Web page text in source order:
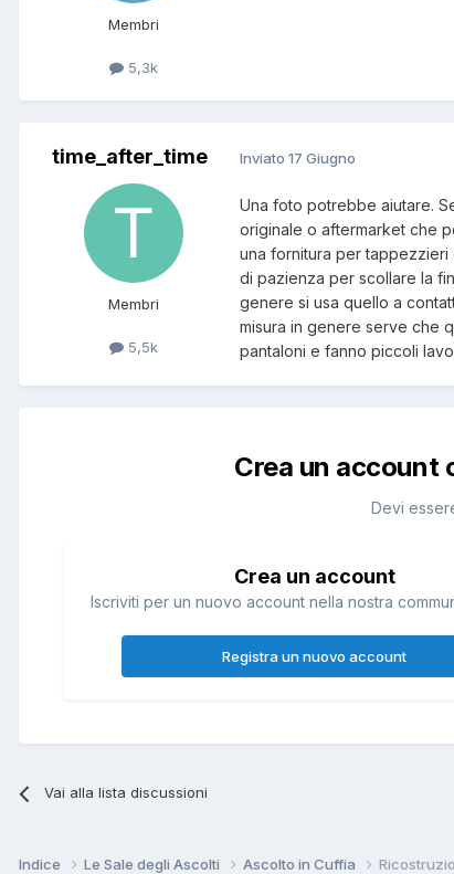
Membri
5,3k
time_after_time
Membri
5,5k
Inviato 17 Giugno
Una foto potrebbe aiutare.
originale o aftermarket che
una fornitura per
di pazienza per scollare la
genere si usa quello a
misura in genere serve che
pantaloni e fanno piccoli
Crea un account
Devi
Crea un account
Iscriviti per un nuovo account nella nostra
Registra un nuovo account
Vai alla lista discussioni
Indice Le Sale degli Ascolti Ascolto in Cuffia